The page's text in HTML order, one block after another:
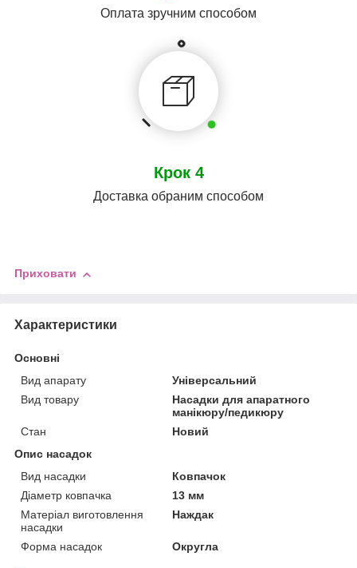
Оплата зручним способом
Крок 4
Доставка обраним способом
Приховати
Характеристики
Основні
Вид апарату
Універсальний
Вид товару
Насадки для апаратного
манікюру/педикюру
Стан
Новий
Опис насадок
Вид насадки
Ковпачок
Діаметр ковпачка
13 мм
Матеріал виготовлення
насадки
Наждак
Форма насадок Округла